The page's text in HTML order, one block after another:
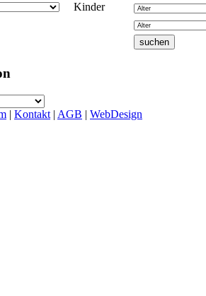
Kinder
| Kontakt | AGB | WebDesign